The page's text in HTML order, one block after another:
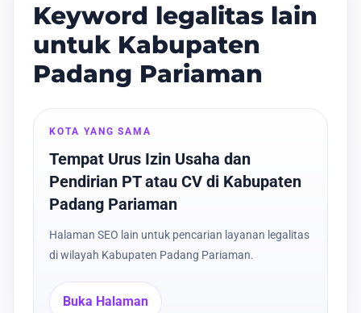
Keyword legalitas lain
untuk Kabupaten
Padang Pariaman
KOTA YANG SAMA
Tempat Urus Izin Usaha dan
Pendirian PT atau CV di Kabupaten
Padang Pariaman
Halaman SEO lain untuk pencarian layanan legalitas
di wilayah Kabupaten Padang Pariaman.
Buka Halaman